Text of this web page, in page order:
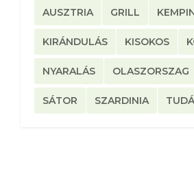
AUSZTRIA GRILL
KIRÁNDULÁS KISOKOS
NYARALÁS OLASZORSZAG
SÁTOR SZARDINIA